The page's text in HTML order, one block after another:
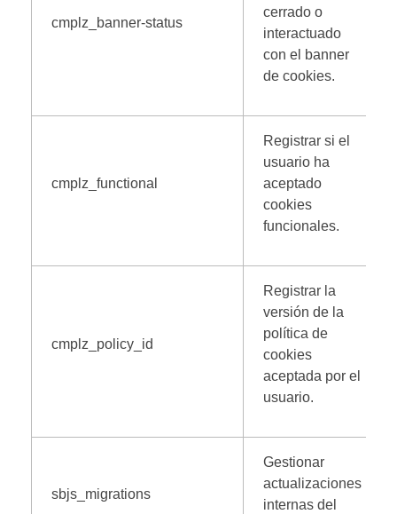
cmplz_banner-status
cerrado o
interactuado
con el banner
de cookies.
cmplz_functional
Registrar si el
usuario ha
aceptado
cookies
funcionales.
cmplz_policy_id
Registrar la
versión de la
política de
cookies
aceptada por el
usuario.
sbjs_migrations
Gestionar
actualizaciones
internas del